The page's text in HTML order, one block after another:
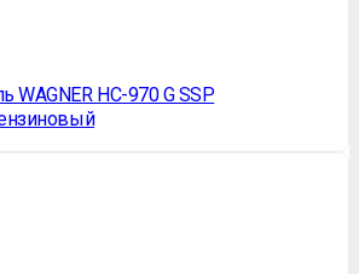
WAGNER HC-970 G SSP